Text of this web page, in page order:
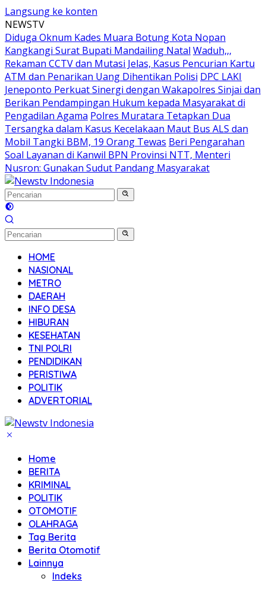
Langsung ke konten
NEWSTV
Diduga Oknum Kades Muara Botung Kota Nopan
Kangkangi Surat Bupati Mandailing Natal Waduh,,,
Rekaman CCTV dan Mutasi Jelas, Kasus Pencurian Kartu
ATM dan Penarikan Uang Dihentikan Polisi DPC LAKI
Jeneponto Perkuat Sinergi dengan Wakapolres Sinjai dan
Berikan Pendampingan Hukum kepada Masyarakat di
Pengadilan Agama Polres Muratara Tetapkan Dua
Tersangka dalam Kasus Kecelakaan Maut Bus ALS dan
Mobil Tangki BBM, 19 Orang Tewas Beri Pengarahan
Soal Layanan di Kanwil BPN Provinsi NTT, Menteri
Nusron: Gunakan Sudut Pandang Masyarakat
HOME
NASIONAL
METRO
DAERAH
INFO DESA
HIBURAN
KESEHATAN
TNI POLRI
PENDIDIKAN
PERISTIWA
POLITIK
ADVERTORIAL
Home
BERITA
KRIMINAL
POLITIK
OTOMOTIF
OLAHRAGA
Tag Berita
Berita Otomotif
Lainnya
Indeks